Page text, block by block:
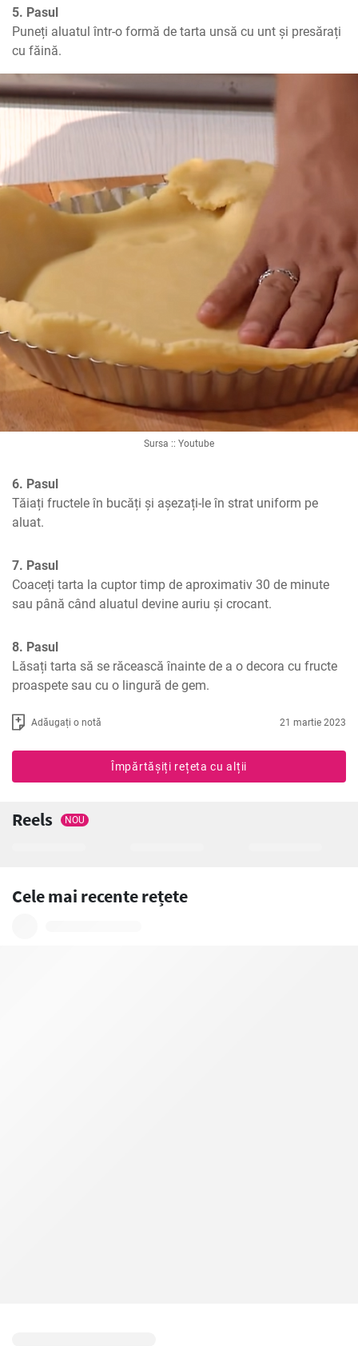
5. Pasul
Puneți aluatul într-o formă de tarta unsă cu unt și presărați
cu făină.
Sursa :: Youtube
6. Pasul
Tăiați fructele în bucăți și așezați-le în strat uniform pe
aluat.
7. Pasul
Coaceți tarta la cuptor timp de aproximativ 30 de minute
sau până când aluatul devine auriu și crocant.
8. Pasul
Lăsați tarta să se răcească înainte de a o decora cu fructe
proaspete sau cu o lingură de gem.
Adăugați o notă 21 martie 2023
Împărtășiți rețeta cu alții
Reels NOU
Cele mai recente rețete